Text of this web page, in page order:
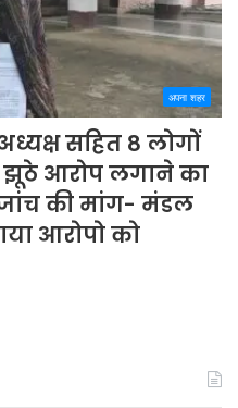
अपना शहर
सहित 8 लोगों
झूठे आरोप लगाने का
जांच की मांग- मंडल
आरोपो को